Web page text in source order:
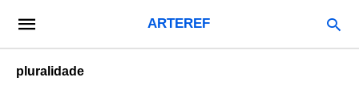
ARTEREF
pluralidade